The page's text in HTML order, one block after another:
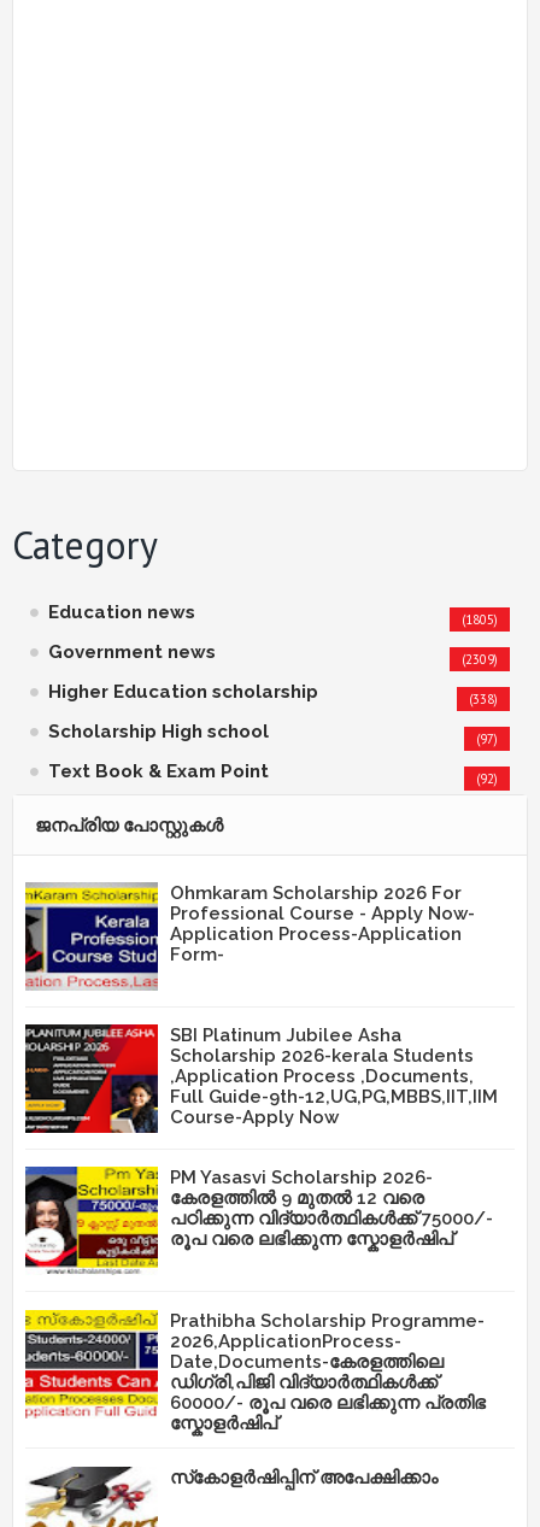
Category
Education news (1805)
Government news (2309)
Higher Education scholarship (338)
Scholarship High school (97)
Text Book & Exam Point (92)
ജനപ്രിയ പോസ്റ്റുകള്‍‌
Ohmkaram Scholarship 2026 For
Professional Course - Apply Now-
Application Process-Application
Form-
SBI Platinum Jubilee Asha
Scholarship 2026-kerala Students
,Application Process ,Documents,
Full Guide-9th-12,UG,PG,MBBS,IIT,IIM
Course-Apply Now
PM Yasasvi Scholarship 2026-
കേരളത്തിൽ 9 മുതൽ 12 വരെ
പഠിക്കുന്ന വിദ്യാർത്ഥികൾക്ക് 75000/-
രൂപ വരെ ലഭിക്കുന്ന സ്കോളർഷിപ്
Prathibha Scholarship Programme-
2026,ApplicationProcess-
Date,Documents-കേരളത്തിലെ
ഡിഗ്രി,പിജി വിദ്യാർത്ഥികൾക്ക്
60000/- രൂപ വരെ ലഭിക്കുന്ന പ്രതിഭ
സ്കോളർഷിപ്
സ്‌കോളർഷിപ്പിന് അപേക്ഷിക്കാം